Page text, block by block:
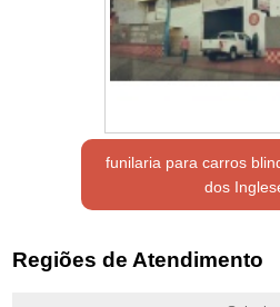
funilaria para carros
dos
Regiões de Atendimento